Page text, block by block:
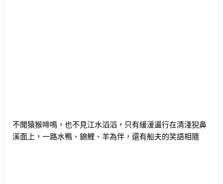
不聞猿猴啼鳴，也不見江水滔滔，只有緩湲盪行在清淺猊鼻
溪面上，一路水鴨、錦鯉、羊為伴，還有船夫的笑語相隨